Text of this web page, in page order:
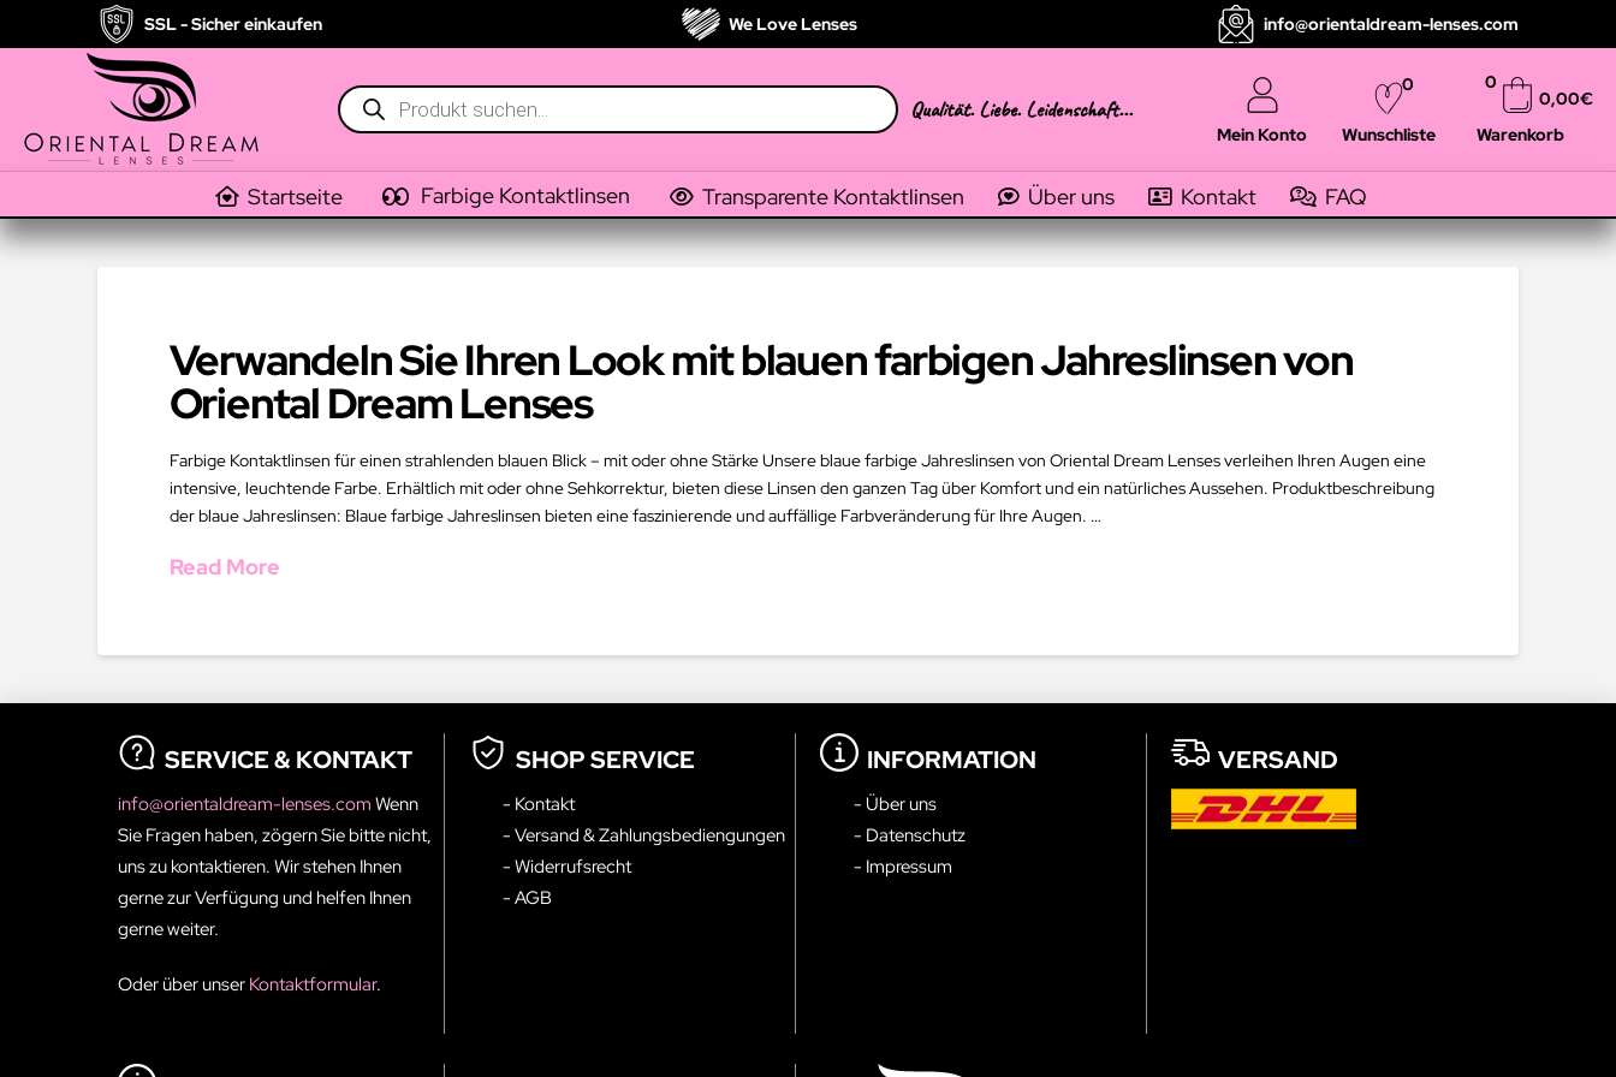
SSL - Sicher einkaufen We Love Lenses info@orientaldream-lenses.com
Products
search
Qualität. Liebe. Leidenschaft...
Mein Konto Wunschliste
0
Warenkorb
0,00€
0
Startseite Farbige Kontaktlinsen Transparente Kontaktlinsen Über uns Kontakt FAQ
Verwandeln Sie Ihren Look mit blauen farbigen Jahreslinsen von
Oriental Dream Lenses
Farbige Kontaktlinsen für einen strahlenden blauen Blick – mit oder ohne Stärke Unsere blaue farbige Jahreslinsen von Oriental Dream Lenses verleihen Ihren Augen eine
intensive, leuchtende Farbe. Erhältlich mit oder ohne Sehkorrektur, bieten diese Linsen den ganzen Tag über Komfort und ein natürliches Aussehen. Produktbeschreibung
der blaue Jahreslinsen: Blaue farbige Jahreslinsen bieten eine faszinierende und auffällige Farbveränderung für Ihre Augen. …
Read More
SERVICE & KONTAKT
info@orientaldream-lenses.comWenn
Sie Fragen haben, zögern Sie bitte nicht,
uns zu kontaktieren. Wir stehen Ihnen
gerne zur Verfügung und helfen Ihnen
gerne weiter.
Oder über unserKontaktformular.
SHOP SERVICE
- Kontakt
- Versand & Zahlungsbediengungen
- Widerrufsrecht
- AGB
INFORMATION
- Über uns
- Datenschutz
- Impressum
VERSAND